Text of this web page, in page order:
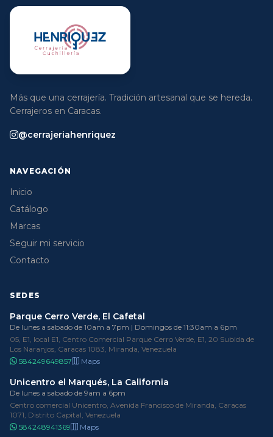
Más que una cerrajería. Tradición artesanal que se hereda.
Cerrajeros en Caracas.
@cerrajeriahenriquez
NAVEGACIÓN
Inicio
Catálogo
Marcas
Seguir mi servicio
Contacto
SEDES
Parque Cerro Verde, El Cafetal
De lunes a sabado de 10am a 7pm | Domingos de 11:30am a 6pm
05, E1, local E1, Centro Comercial Parque Cerro Verde, E1, 20 Subida de
Los Naranjos, Caracas 1083, Miranda, Venezuela
584249649857
Maps
Unicentro el Marqués, La California
De lunes a sabado de 9am a 6pm
Centro comercial Unicentro, Avenida Francisco de Miranda, Caracas
1071, Distrito Capital, Venezuela
584248941369
Maps